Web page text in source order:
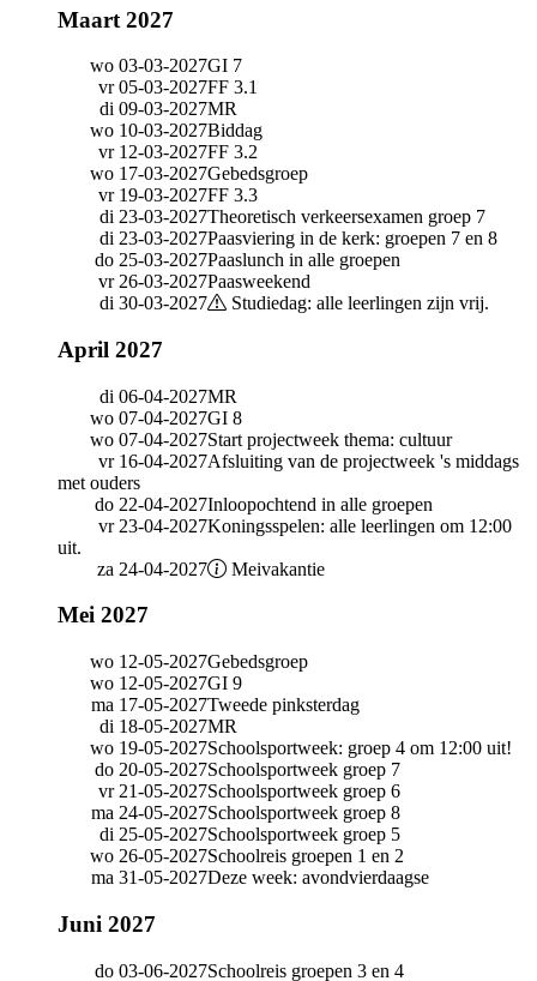
Maart 2027
wo 03-03-2027GI 7
vr 05-03-2027FF 3.1
di 09-03-2027MR
wo 10-03-2027Biddag
vr 12-03-2027FF 3.2
wo 17-03-2027Gebedsgroep
vr 19-03-2027FF 3.3
di 23-03-2027Theoretisch verkeersexamen groep 7
di 23-03-2027Paasviering in de kerk: groepen 7 en 8
do 25-03-2027Paaslunch in alle groepen
vr 26-03-2027Paasweekend
di 30-03-2027
Studiedag: alle leerlingen zijn vrij.
April 2027
di 06-04-2027MR
wo 07-04-2027GI 8
wo 07-04-2027Start projectweek thema: cultuur
vr 16-04-2027Afsluiting van de projectweek 's middags
met ouders
do 22-04-2027Inloopochtend in alle groepen
vr 23-04-2027Koningsspelen: alle leerlingen om 12:00
uit.
za 24-04-2027
Meivakantie
Mei 2027
wo 12-05-2027Gebedsgroep
wo 12-05-2027GI 9
ma 17-05-2027Tweede pinksterdag
di 18-05-2027MR
wo 19-05-2027Schoolsportweek: groep 4 om 12:00 uit!
do 20-05-2027Schoolsportweek groep 7
vr 21-05-2027Schoolsportweek groep 6
ma 24-05-2027Schoolsportweek groep 8
di 25-05-2027Schoolsportweek groep 5
wo 26-05-2027Schoolreis groepen 1 en 2
ma 31-05-2027Deze week: avondvierdaagse
Juni 2027
do 03-06-2027Schoolreis groepen 3 en 4